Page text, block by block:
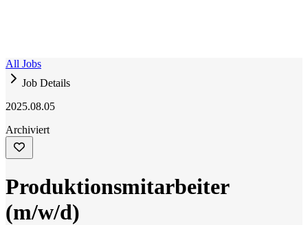
All Jobs
Job Details
2025.08.05
Archiviert
Produktionsmitarbeiter
(m/w/d)